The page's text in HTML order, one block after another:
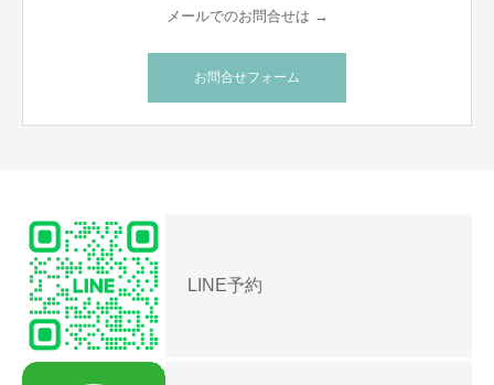
メールでのお問合せは →
お問合せフォーム
LINE予約